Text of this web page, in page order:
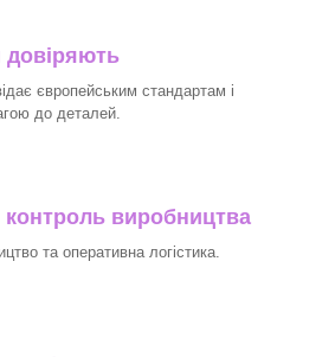
довіряють
європейським стандартам і
до деталей.
виробництва
та оперативна логістика.